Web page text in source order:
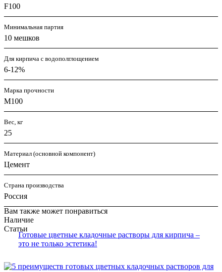
F100
Минимальная партия
10 мешков
Для кирпича с водополглощением
6-12%
Марка прочности
М100
Вес, кг
25
Материал (основной компонент)
Цемент
Страна производства
Россия
Вам также может понравиться
Наличие
Статьи
Готовые цветные кладочные растворы для кирпича –
это не только эстетика!